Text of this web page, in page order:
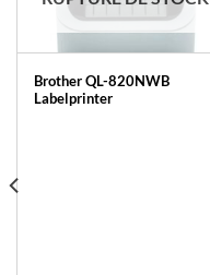
Brother QL-820NWB
Labelprinter